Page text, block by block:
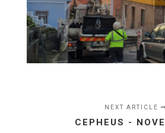
NEXT ARTICLE
CEPHEUS -